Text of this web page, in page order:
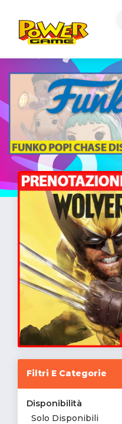
Filtri E Categorie
Disponibilità
Solo Disponibili